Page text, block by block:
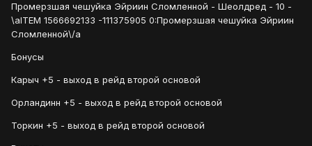
Промерзшая чешуйка Эйриин Сломленной - Шеолдред - 10 -
\aITEM 1566692133 -111375905 0:Промерзшая чешуйка Эйриин
Сломленной\/a
Бонусы
Карыч +5 - выход в рейд второй основой
Орландинн +5 - выход в рейд второй основой
Торкин +5 - выход в рейд второй основой